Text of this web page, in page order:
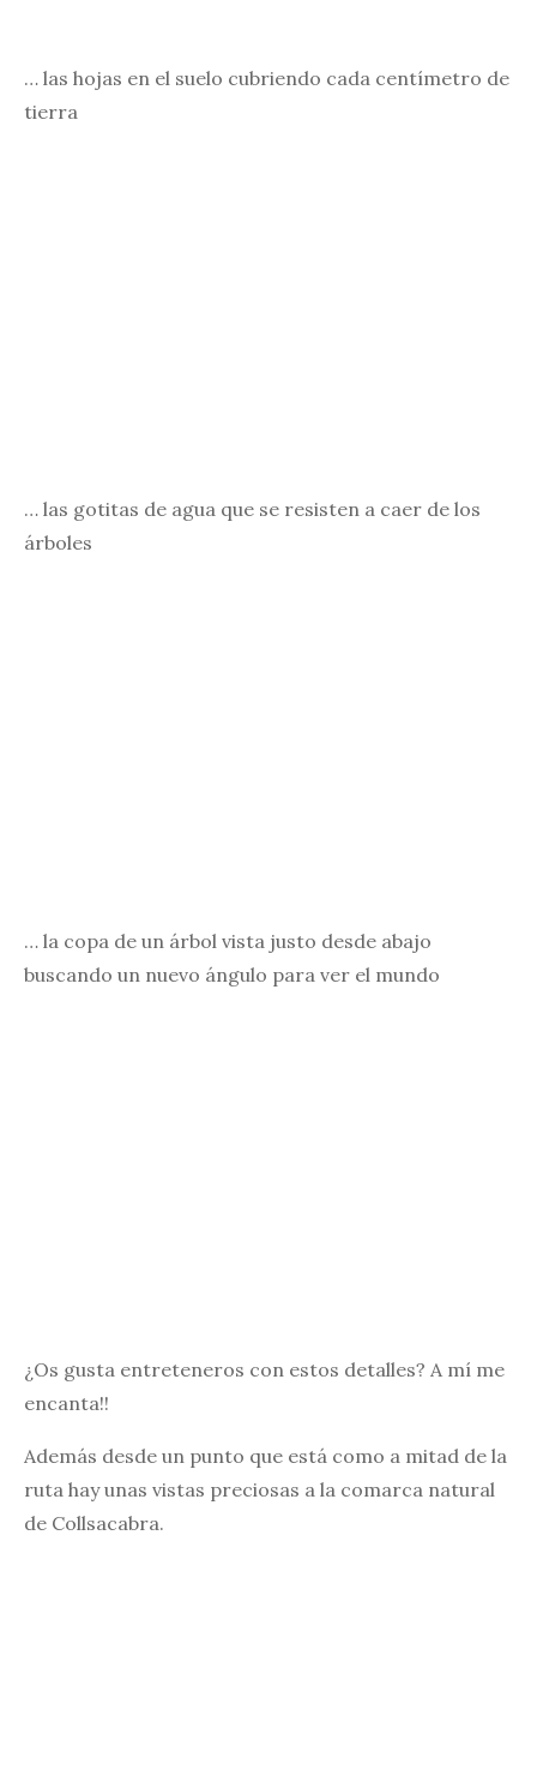
… las hojas en el suelo cubriendo cada centímetro de
tierra
… las gotitas de agua que se resisten a caer de los
árboles
… la copa de un árbol vista justo desde abajo
buscando un nuevo ángulo para ver el mundo
¿Os gusta entreteneros con estos detalles? A mí me
encanta!!
Además desde un punto que está como a mitad de la
ruta hay unas vistas preciosas a la comarca natural
de Collsacabra.